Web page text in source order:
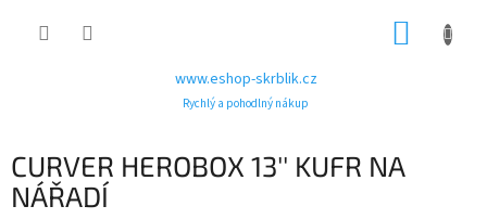
www.eshop-skrblik.cz
Rychlý a pohodlný nákup
CURVER HEROBOX 13'' KUFR NA
NÁŘADÍ